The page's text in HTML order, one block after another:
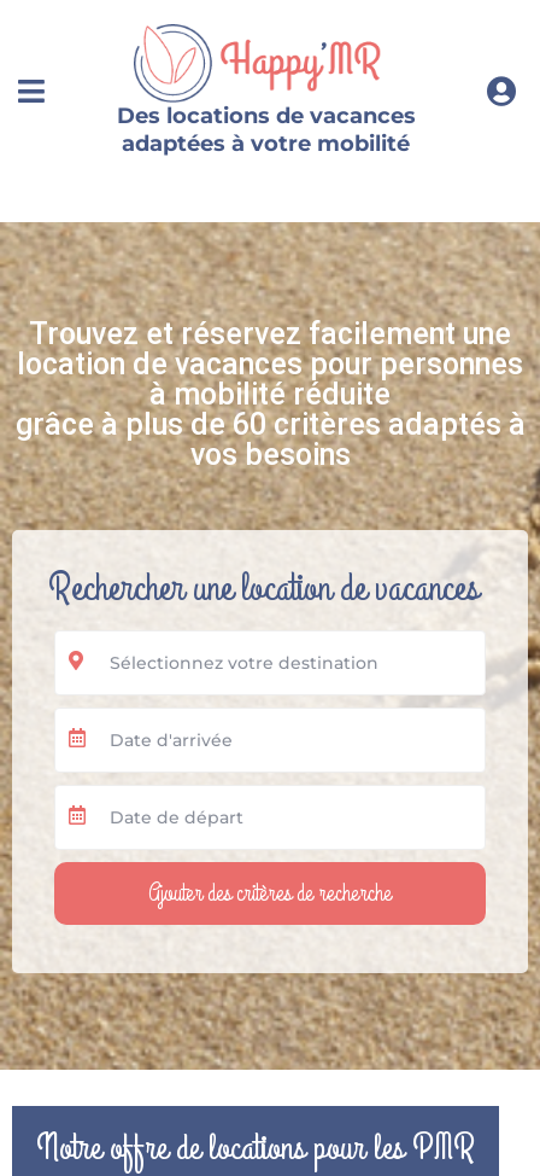
Des locations de vacances
adaptées à votre mobilité
Trouvez et réservez facilement une
location de vacances pour personnes
à mobilité réduite
grâce àplus de 60 critères adaptés à
vos besoins
Rechercher une location de vacances
Ajouter des critères de recherche
Notre offre de locations pour les PMR